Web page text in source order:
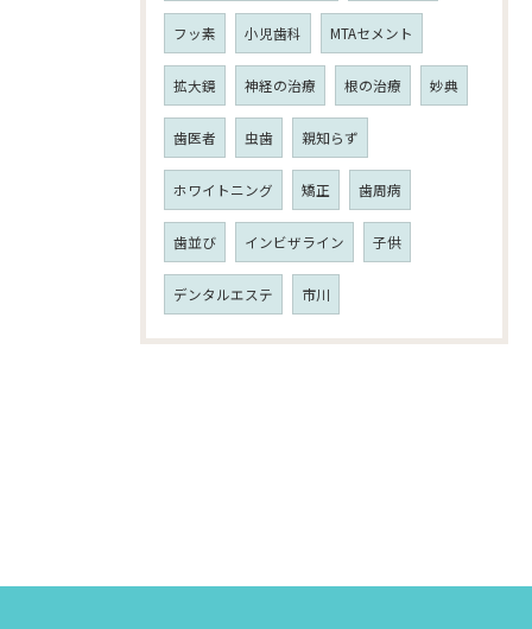
フッ素 小児歯科 MTAセメント
拡大鏡 神経の治療 根の治療 妙典
歯医者 虫歯 親知らず
ホワイトニング 矯正 歯周病
歯並び インビザライン 子供
デンタルエステ 市川